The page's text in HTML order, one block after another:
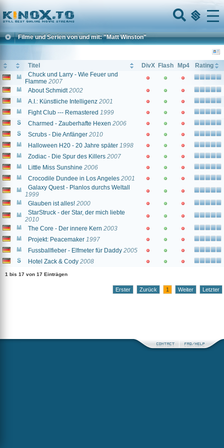
Home
Menu
Filme und Serien von und mit: "Matt Winston"
Titel DivX Flash Mp4
Rating
Chuck und Larry - Wie Feuer und
Flamme 2007
About Schmidt 2002
A.I.: Künstliche Intelligenz 2001
Fight Club --- Remastered 1999
Charmed - Zauberhafte Hexen 2006
Scrubs - Die Anfänger 2010
Halloween H20 - 20 Jahre später 1998
Zodiac - Die Spur des Killers 2007
Little Miss Sunshine 2006
Crocodile Dundee in Los Angeles 2001
Galaxy Quest - Planlos durchs Weltall
1999
Glauben ist alles! 2000
StarStruck - der Star, der mich liebte
2010
The Core - Der innere Kern 2003
Projekt: Peacemaker 1997
Fussballfieber - Elfmeter für Daddy 2005
Hotel Zack & Cody 2008
1 bis 17 von 17 Einträgen
Erster Zurück 1 Weiter Letzter